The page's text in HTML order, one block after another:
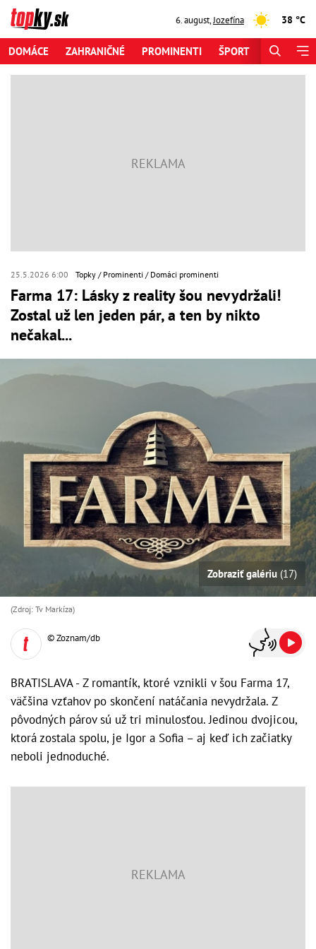
6. august,Jozefína 38 °C
DOMÁCE ZAHRANIČNÉ PROMINENTI ŠPORT
25.5.2026 6:00 Topky Prominenti Domáci prominenti
Farma 17: Lásky z reality šou nevydržali!
Zostal už len jeden pár, a ten by nikto
nečakal...
Zobraziť galériu (17)
(Zdroj: Tv Markíza)
© Zoznam/db
BRATISLAVA - Z romantík, ktoré vznikli v šou Farma 17,
väčšina vzťahov po skončení natáčania nevydržala. Z
pôvodných párov sú už tri minulosťou. Jedinou dvojicou,
ktorá zostala spolu, je Igor a Sofia – aj keď ich začiatky
neboli jednoduché.